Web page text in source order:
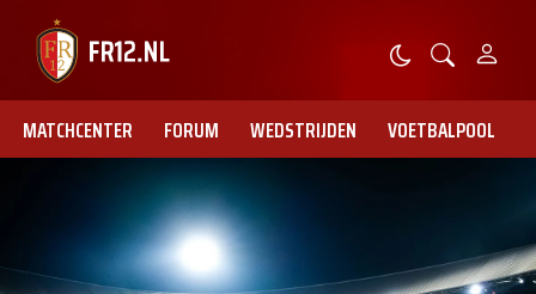
MATCHCENTER FORUM WEDSTRIJDEN VOETBALPOOL